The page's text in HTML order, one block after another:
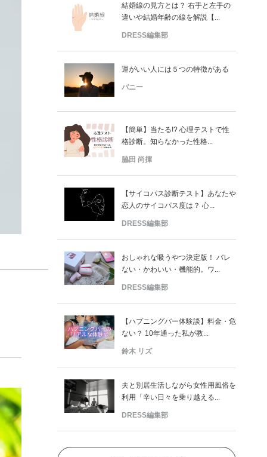
結婚線の見方とは？ 右手と左手の
違いや結婚年齢の線を解説【...
DRESS編集部
運がいい人には５つの特徴がある
バニー
【簡単】当たる!? 心理テストで性
格診断。知らなかった性格...
脇田 尚揮
【サイコパス診断テスト】あなたや
恋人のサイコパス度は？ 心...
DRESS編集部
おしゃれな吸うやつ決定版！ バレ
ない・かわいい・機能的。ワ...
DRESS編集部
【ハプニングバー体験談】料金・危
ない？ 10年通った私が教...
鈴木 リズ
夫と別居生活しながら女性用風俗を
利用「辛い日々を乗り越える...
DRESS編集部